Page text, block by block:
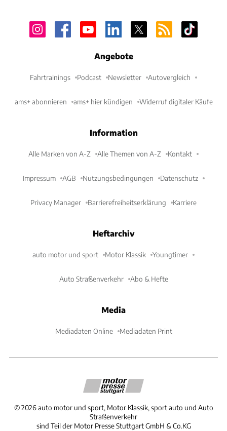
Angebote
Fahrtrainings Podcast Newsletter Autovergleich
ams+ abonnieren ams+ hier kündigen Widerruf digitaler Käufe
Information
Alle Marken von A-Z Alle Themen von A-Z Kontakt
Impressum AGB Nutzungsbedingungen Datenschutz
Privacy Manager Barrierefreiheitserklärung Karriere
Heftarchiv
auto motor und sport Motor Klassik Youngtimer
Auto Straßenverkehr Abo & Hefte
Media
Mediadaten Online Mediadaten Print
©2026 auto motor und sport, Motor Klassik, sport auto und Auto
Straßenverkehr
sind Teil der Motor Presse Stuttgart GmbH & Co.KG